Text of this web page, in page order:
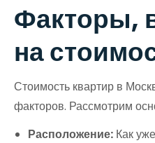
Факторы,
на
Стоимость квартир в
факторов. Рассмотрим
Расположение: Как